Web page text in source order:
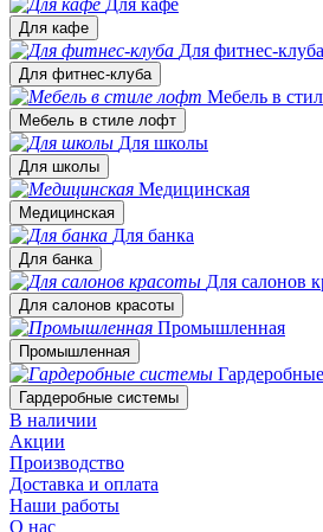
Для кафе
Для кафе
Для фитнес-клуба
Для фитнес-клуба
Мебель в
Мебель в стиле лофт
Для школы
Для школы
Медицинская
Медицинская
Для банка
Для банка
Для салонов
Для салонов красоты
Промышленная
Промышленная
Гардеробные системы
В наличии
Акции
Производство
Доставка и оплата
Наши работы
О нас